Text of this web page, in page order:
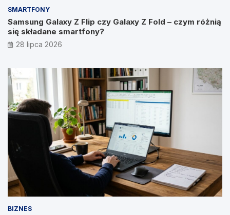
SMARTFONY
Samsung Galaxy Z Flip czy Galaxy Z Fold – czym różnią
się składane smartfony?
28 lipca 2026
BIZNES